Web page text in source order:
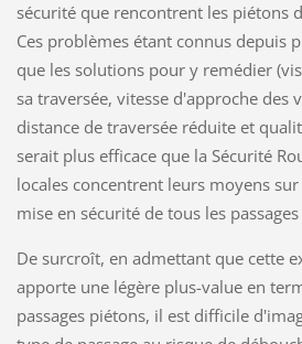
sécurité que rencontrent les piétons
Ces problèmes étant connus depuis
que les solutions pour y remédier
sa traversée, vitesse d'approche des
distance de traversée réduite et
serait plus efficace que la Sécurité
locales concentrent leurs moyens
mise en sécurité de tous les
De surcroît, en admettant que cette
apporte une légère plus-value en
passages piétons, il est difficile